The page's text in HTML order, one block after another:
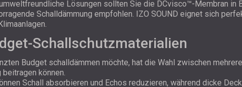
Lösungen sollten Sie die DCvisco™-Membran in
Schalldämmung empfohlen. IZO SOUND eignet sich
Schallschutzmaterialien
Budget schalldämmen möchte, hat die Wahl zwischen
können.
Schall absorbieren und Echos reduzieren, während dicke